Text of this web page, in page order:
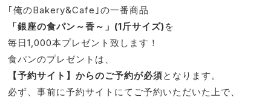
｢俺のBakery&Cafe｣の一番商品
「銀座の食パン～香～」(1斤サイズ)を
毎日1,000本プレゼント致します！
食パンのプレゼントは、
【予約サイト】からのご予約が必須となります。
必ず、事前に予約サイトにてご予約いただいた上で、